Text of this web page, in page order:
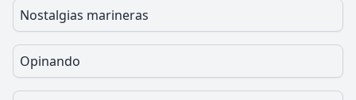
Nostalgias marineras
Opinando